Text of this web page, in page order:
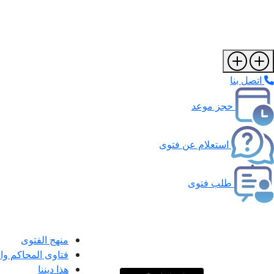
اتصل بنا
حجز موعد
استعلام عن فتوى
طلب فتوى
منهج الفتوى
فتاوى المحاكم
هذا ديننا